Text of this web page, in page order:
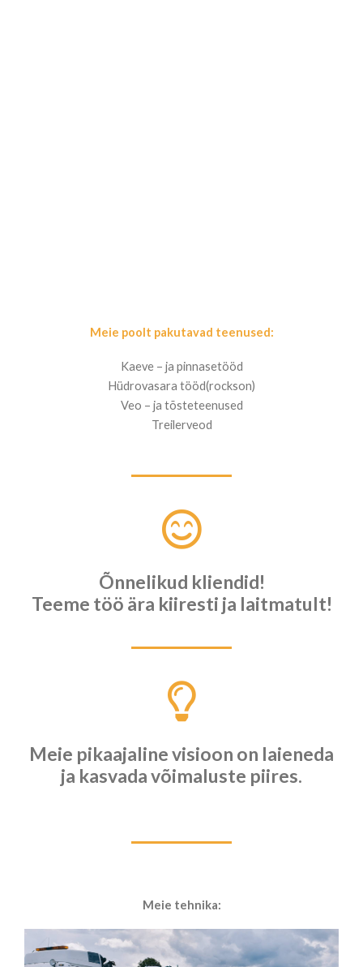
Meie poolt pakutavad teenused:
Kaeve – ja pinnasetööd
Hüdrovasara tööd(rockson)
Veo – ja tõsteteenused
Treilerveod
Õnnelikud kliendid!
Teeme töö ära kiiresti ja laitmatult!
Meie pikaajaline visioon on laieneda
ja kasvada võimaluste piires.
Meie tehnika: